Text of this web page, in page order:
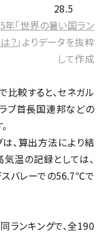
28.5
「世界の暑い国ラン
？ 」よりデータを抜粋
して作成
比較すると、セネガル
ブ首長国連邦などの
、算出方法により結
温の記録としては、
スバレーでの56.7℃で
ランキングで、全190